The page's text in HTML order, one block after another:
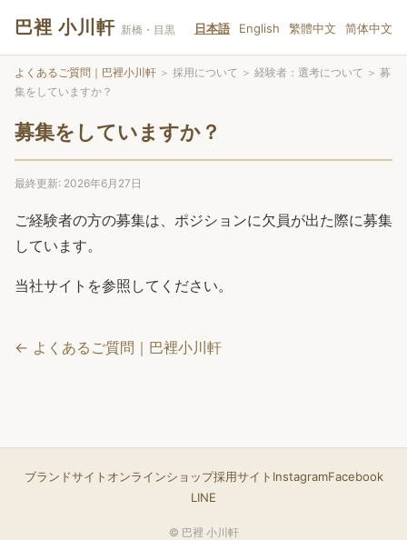
巴裡 小川軒 新橋・目黒 日本語 English 繁體中文 简体中文
よくあるご質問｜巴裡小川軒 ＞ 採用について ＞ 経験者：選考について ＞ 募
集をしていますか？
募集をしていますか？
最終更新: 2026年6月27日
ご経験者の方の募集は、ポジションに欠員が出た際に募集
しています。
当社サイトを参照してください。
← よくあるご質問｜巴裡小川軒
ブランドサイト オンラインショップ採用サイト InstagramFacebook
LINE
© 巴裡 小川軒